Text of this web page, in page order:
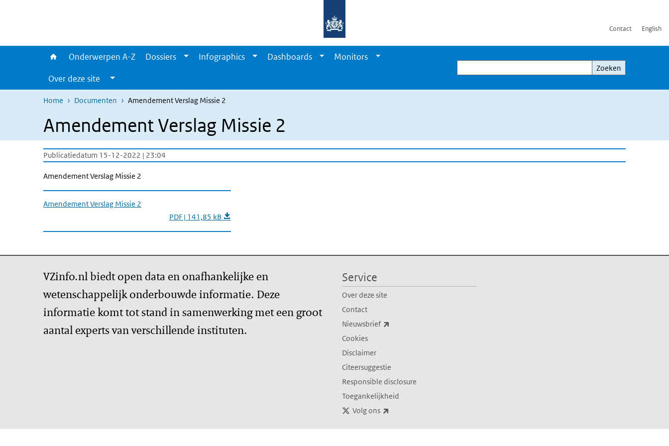
Contact English
Onderwerpen A-Z Dossiers Infographics Dashboards
Monitors
Over deze site
Zoeken
Zoeken
Home Documenten Amendement Verslag Missie 2
Amendement Verslag Missie 2
Publicatiedatum 15-12-2022 | 23:04
Amendement Verslag Missie 2
Amendement Verslag Missie 2
PDF | 141,85 kB
VZinfo.nl biedt open data en onafhankelijke en
wetenschappelijk onderbouwde informatie. Deze
informatie komt tot stand in samenwerking met een groot
aantal experts van verschillende instituten.
Service
Over deze site
Contact
Nieuwsbrief
Cookies
Disclaimer
Citeersuggestie
Responsible disclosure
Toegankelijkheid
Volg ons